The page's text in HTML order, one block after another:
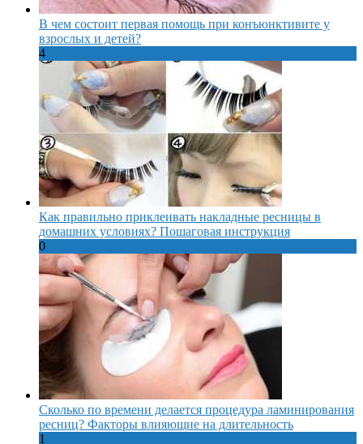
В чем состоит первая помощь при конъюнктивите у
взрослых и детей?
4
Как правильно приклеивать накладные ресницы в
домашних условиях? Пошаговая инструкция
0
Сколько по времени делается процедура ламинирования
ресниц? Факторы влияющие на длительность
1